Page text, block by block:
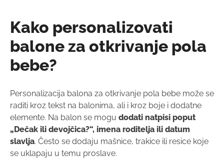
Kako personalizovati
balone za otkrivanje pola
bebe?
Personalizacija balona za otkrivanje pola bebe može se
raditi kroz tekst na balonima, ali i kroz boje i dodatne
elemente. Na balon se mogu dodati natpisi poput
„Dečak ili devojčica?“, imena roditelja ili datum
slavlja. Često se dodaju mašnice, trakice ili resice koje
se uklapaju u temu proslave.